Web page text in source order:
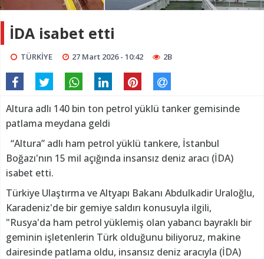
İDA isabet etti
TÜRKİYE 27 Mart 2026 - 10:42 2B
Altura adlı 140 bin ton petrol yüklü tanker gemisinde
patlama meydana geldi
“Altura” adlı ham petrol yüklü tankere, İstanbul
Boğazı'nın 15 mil açığında insansız deniz aracı (İDA)
isabet etti.
Türkiye Ulaştırma ve Altyapı Bakanı Abdulkadir Uraloğlu,
Karadeniz'de bir gemiye saldırı konusuyla ilgili,
"Rusya'da ham petrol yüklemiş olan yabancı bayraklı bir
geminin işletenlerin Türk olduğunu biliyoruz, makine
dairesinde patlama oldu, insansız deniz aracıyla (İDA)